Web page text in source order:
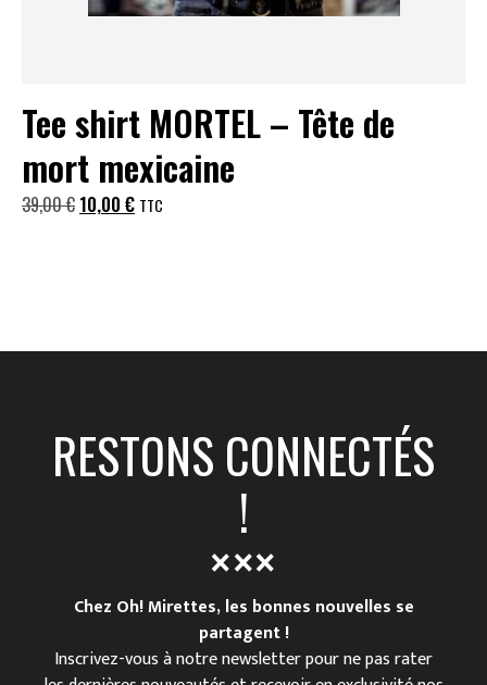
Tee shirt MORTEL – Tête de
mort mexicaine
39,00€ Le
10,00 €LeTTC
RESTONS CONNECTÉS
!
Chez Oh! Mirettes, les bonnes nouvelles se
partagent !
Inscrivez-vous à notre newsletter pour ne pas rater